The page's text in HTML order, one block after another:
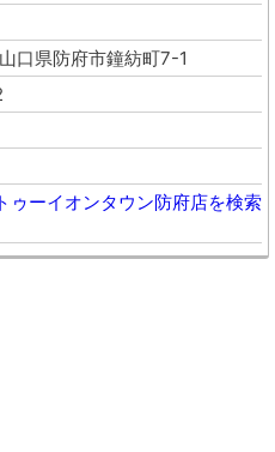
山口県防府市鐘紡町7-1
ゥーイオンタウン防府店を検索